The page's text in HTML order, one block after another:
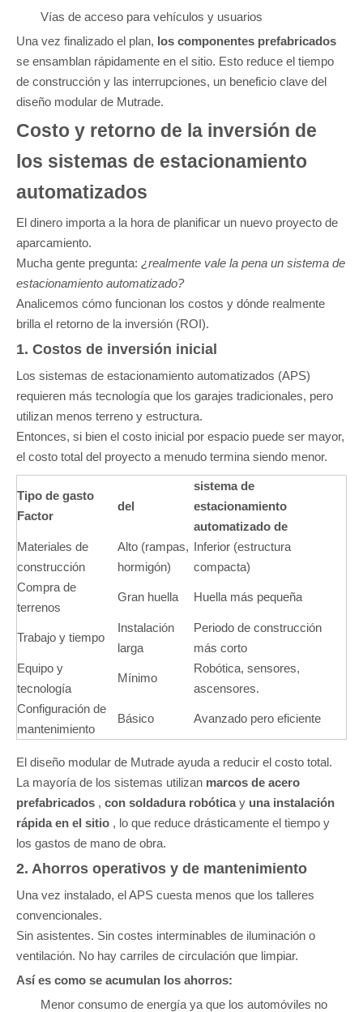
Vías de acceso para vehículos y usuarios
Una vez finalizado el plan, los componentes prefabricados
se ensamblan rápidamente en el sitio. Esto reduce el tiempo
de construcción y las interrupciones, un beneficio clave del
diseño modular de Mutrade.
Costo y retorno de la inversión de
los sistemas de estacionamiento
automatizados
El dinero importa a la hora de planificar un nuevo proyecto de
aparcamiento.
Mucha gente pregunta: ¿realmente vale la pena un sistema de
estacionamiento automatizado?
Analicemos cómo funcionan los costos y dónde realmente
brilla el retorno de la inversión (ROI).
1. Costos de inversión inicial
Los sistemas de estacionamiento automatizados (APS)
requieren más tecnología que los garajes tradicionales, pero
utilizan menos terreno y estructura.
Entonces, si bien el costo inicial por espacio puede ser mayor,
el costo total del proyecto a menudo termina siendo menor.
Tipo de gasto
Factor
del
sistema de
estacionamiento
automatizado de
Materiales de
construcción
Alto (rampas,
hormigón)
Inferior (estructura
compacta)
Compra de
terrenos
Gran huella Huella más pequeña
Trabajo y tiempo
Instalación
larga
Periodo de construcción
más corto
Equipo y
tecnología
Mínimo
Robótica, sensores,
ascensores.
Configuración de
mantenimiento
Básico Avanzado pero eficiente
El diseño modular de Mutrade ayuda a reducir el costo total.
La mayoría de los sistemas utilizan marcos de acero
prefabricados , con soldadura robóticay una instalación
rápida en el sitio , lo que reduce drásticamente el tiempo y
los gastos de mano de obra.
2. Ahorros operativos y de mantenimiento
Una vez instalado, el APS cuesta menos que los talleres
convencionales.
Sin asistentes. Sin costes interminables de iluminación o
ventilación. No hay carriles de circulación que limpiar.
Así es como se acumulan los ahorros:
Menor consumo de energía ya que los automóviles no